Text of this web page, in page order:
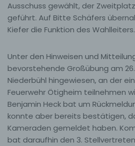
Ausschuss gewählt, der
geführt. Auf Bitte Schäfers
Kiefer die Funktion des Wahlleiters.
Unter den Hinweisen und
bevorstehende Großübung am
Niederbühl hingewiesen, an der
Feuerwehr Ötigheim teilnehmen
Benjamin Heck bat um
konnte aber bereits bestätigen,
Kameraden gemeldet haben.
bat daraufhin den 3.